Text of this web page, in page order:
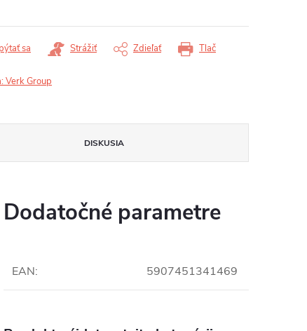
Tlač
sa Strážiť Zdieľať
Verk Group
DISKUSIA
Dodatočné parametre
EAN: 5907451341469